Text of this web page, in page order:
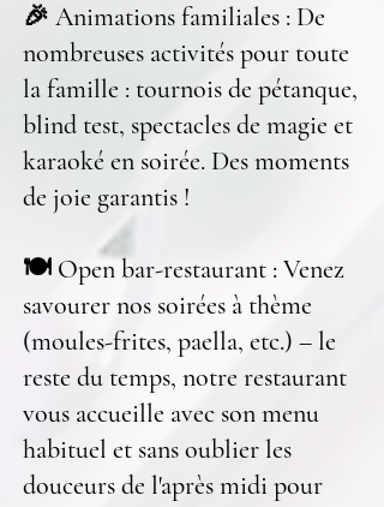
🎉 Animations familiales : De
nombreuses activités pour toute
la famille : tournois de pétanque,
blind test, spectacles de magie et
karaoké en soirée. Des moments
de joie garantis !
🍽 Open bar-restaurant : Venez
savourer nos soirées à thème
(moules-frites, paella, etc.) – le
reste du temps, notre restaurant
vous accueille avec son menu
habituel et sans oublier les
douceurs de l'après midi pour